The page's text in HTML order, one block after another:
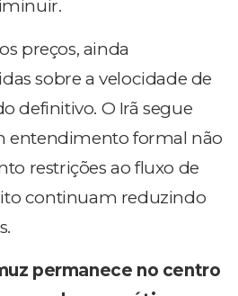
preços, ainda
sobre a velocidade de
definitivo. O Irã segue
entendimento formal não
restrições ao fluxo de
continuam reduzindo
permanece no centro